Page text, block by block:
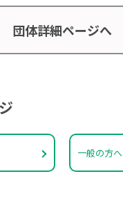
団体詳細ページへ
一般の方へ